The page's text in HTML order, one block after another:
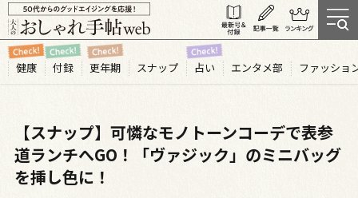
健康 付録 更年期 スナップ 占い エンタメ部 ファッショ
【スナップ】可憐なモノトーンコーデで表参
道ランチへGO！「ヴァジック」のミニバッグ
を挿し色に！